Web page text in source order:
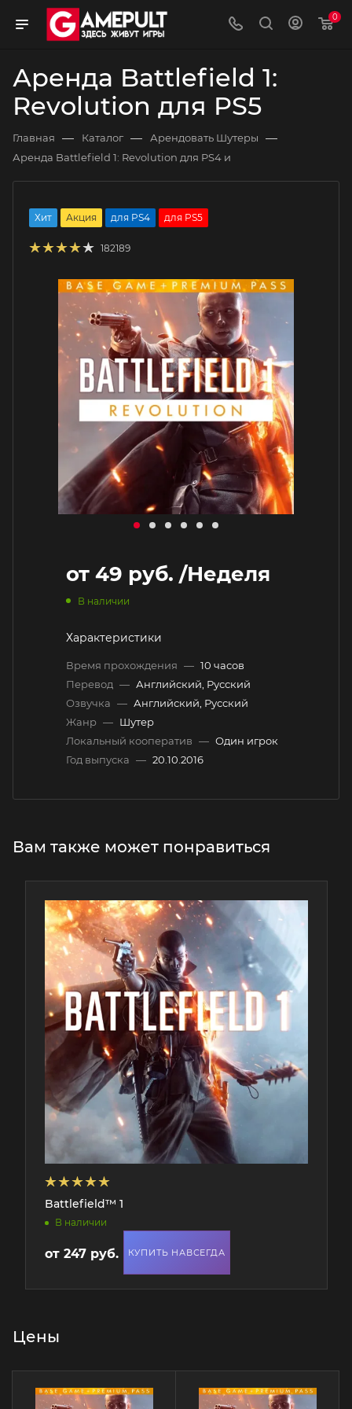
0
Аренда Battlefield 1:
Revolution для PS5
Главная — Каталог — Арендовать Шутеры —
Аренда Battlefield 1: Revolution для PS4 и
Хит Акция для PS4 для PS5
182189
от 49 руб. /Неделя
В наличии
Характеристики
Время прохождения — 10 часов
Перевод — Английский, Русский
Озвучка — Английский, Русский
Жанр — Шутер
Локальный кооператив — Один игрок
Год выпуска — 20.10.2016
Вам также может понравиться
Battlefield™ 1
В наличии
от 247 руб. КУПИТЬ НАВСЕГДА
Цены